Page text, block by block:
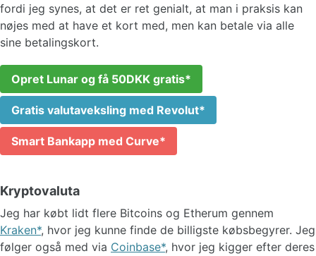
fordi jeg synes, at det er ret genialt, at man i praksis kan
nøjes med at have et kort med, men kan betale via alle
sine betalingskort.
Opret Lunar og få 50DKK gratis
Gratis valutaveksling med Revolut
Smart Bankapp med Curve
Kryptovaluta
Jeg har købt lidt flere Bitcoins og Etherum gennem
Kraken , hvor jeg kunne finde de billigste købsbegyrer. Jeg
følger også med via Coinbase , hvor jeg kigger efter deres